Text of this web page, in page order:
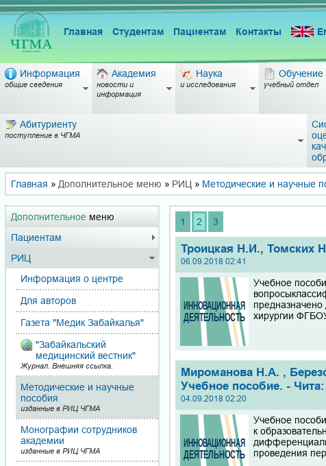
Главная Студентам Пациентам Контакты
Информация
общие сведения
Академия
новости и
информация
Наука
и исследования
Обучение
учебный отдел
Абитуриенту
поступление в ЧГМА
Главная » Дополнительное меню » РИЦ » Методические и научные
Дополнительное меню
Пациентам
РИЦ
Информация о центре
Для авторов
Газета "Медик Забайкалья"
"Забайкальский
медицинский вестник"
Журнал. Внешняя ссылка.
Методические и научные
пособия
изданные в РИЦ ЧГМА
Монографии сотрудников
академии
изданные в РИЦ ЧГМА
1 2 3
Троицкая Н.И., Томских
06.09.2018 02:41
Учебное
хирургии
Мироманова Н.А. ,
Учебное пособие. -
04.09.2018 02:20
Учебное
к
проведения